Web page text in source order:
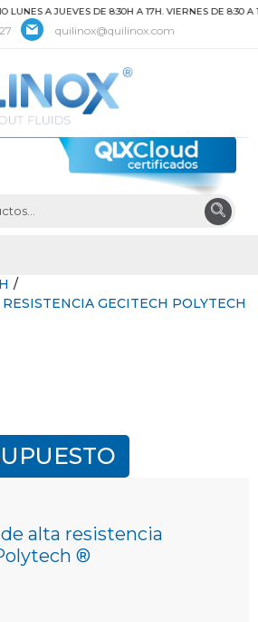
A JUEVES DE 8:30H A 17H. VIERNES DE 8:30 A 15H
quilinox@quilinox.com
/
GECITECH POLYTECH
alta resistencia
®